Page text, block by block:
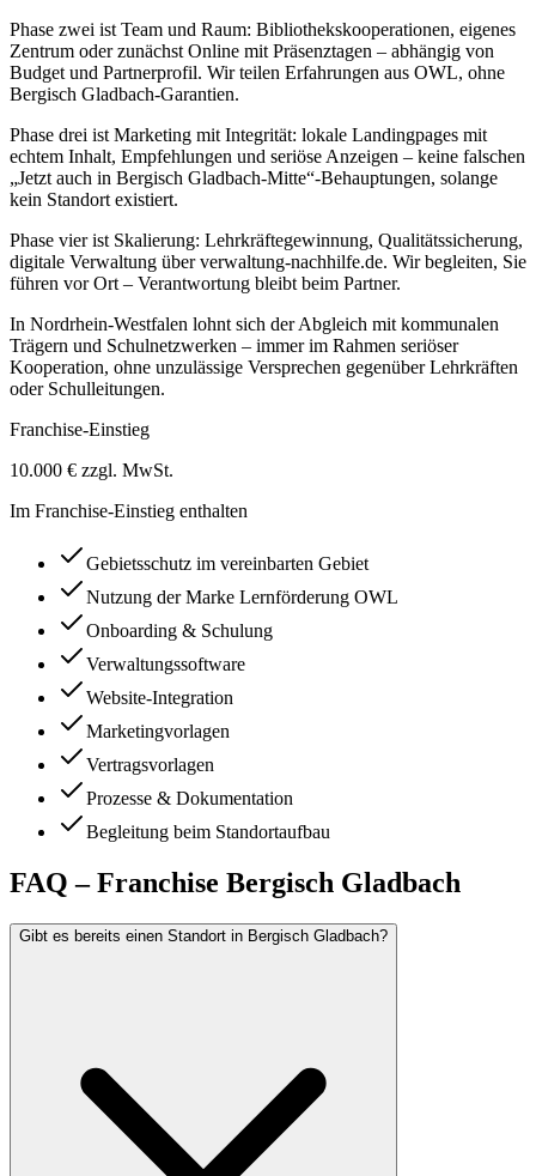
Phase zwei ist Team und Raum: Bibliothekskooperationen, eigenes
Zentrum oder zunächst Online mit Präsenztagen – abhängig von
Budget und Partnerprofil. Wir teilen Erfahrungen aus OWL, ohne
Bergisch Gladbach-Garantien.
Phase drei ist Marketing mit Integrität: lokale Landingpages mit
echtem Inhalt, Empfehlungen und seriöse Anzeigen – keine falschen
„Jetzt auch in Bergisch Gladbach-Mitte“-Behauptungen, solange
kein Standort existiert.
Phase vier ist Skalierung: Lehrkräftegewinnung, Qualitätssicherung,
digitale Verwaltung über verwaltung-nachhilfe.de. Wir begleiten, Sie
führen vor Ort – Verantwortung bleibt beim Partner.
In Nordrhein-Westfalen lohnt sich der Abgleich mit kommunalen
Trägern und Schulnetzwerken – immer im Rahmen seriöser
Kooperation, ohne unzulässige Versprechen gegenüber Lehrkräften
oder Schulleitungen.
Franchise-Einstieg
10.000 € zzgl. MwSt.
Im Franchise-Einstieg enthalten
Gebietsschutz im vereinbarten Gebiet
Nutzung der Marke Lernförderung OWL
Onboarding & Schulung
Verwaltungssoftware
Website-Integration
Marketingvorlagen
Vertragsvorlagen
Prozesse & Dokumentation
Begleitung beim Standortaufbau
FAQ – Franchise Bergisch Gladbach
Gibt es bereits einen Standort in Bergisch Gladbach?